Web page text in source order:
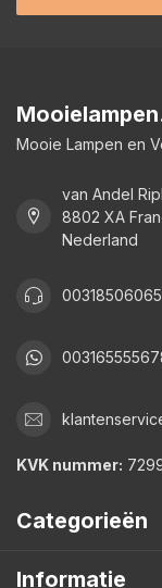
Mooie Lampen en
van Andel
8802 XA
Nederland
KVK nummer:
Categorieën
Informatie